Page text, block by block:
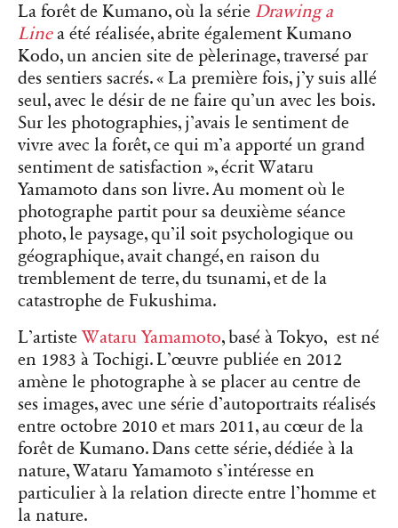
La forêt de Kumano, où la série Drawing a
Line a été réalisée, abrite également Kumano
Kodo, un ancien site de pèlerinage, traversé par
des sentiers sacrés. « La première fois, j’y suis allé
seul, avec le désir de ne faire qu’un avec les bois.
Sur les photographies, j’avais le sentiment de
vivre avec la forêt, ce qui m’a apporté un grand
sentiment de satisfaction », écrit Wataru
Yamamoto dans son livre. Au moment où le
photographe partit pour sa deuxième séance
photo, le paysage, qu’il soit psychologique ou
géographique, avait changé, en raison du
tremblement de terre, du tsunami, et de la
catastrophe de Fukushima.
L’artiste Wataru Yamamoto, basé à Tokyo, est né
en 1983 à Tochigi. L’œuvre publiée en 2012
amène le photographe à se placer au centre de
ses images, avec une série d’autoportraits réalisés
entre octobre 2010 et mars 2011, au cœur de la
forêt de Kumano. Dans cette série, dédiée à la
nature, Wataru Yamamoto s’intéresse en
particulier à la relation directe entre l’homme et
la nature.